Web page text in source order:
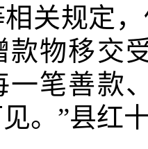
关规定
款物移交
一笔善款
。”县红